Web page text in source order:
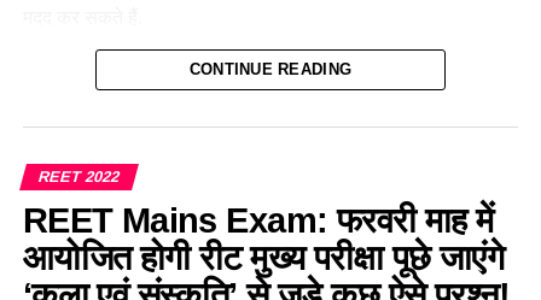
हमारे द्वारा प्रतिदिन CTET July 2023 के लिए प्रैक्टिस सेट, प्रीवियस
रही है। इसी संदर्भ में आज हम ‘हिंदी भाषा शिक्षण शास्त्र’(Hindi
आए हैं, जो की परीक्षा में अक्सर पूछे जाते रहे हैं और आगे भी उनके पूछे जाने
की संभावना है। परीक्षा से पूर्व अभ्यर्थियों को इन प्रश्नों का अध्ययन परीक्षा
में उत्तम परिणाम दिला सकता है।
CONTINUE READING
REET 2022
REET Mains Exam: फरवरी माह में
आयोजित होगी रीट मुख्य परीक्षा पूछे जाएंगे